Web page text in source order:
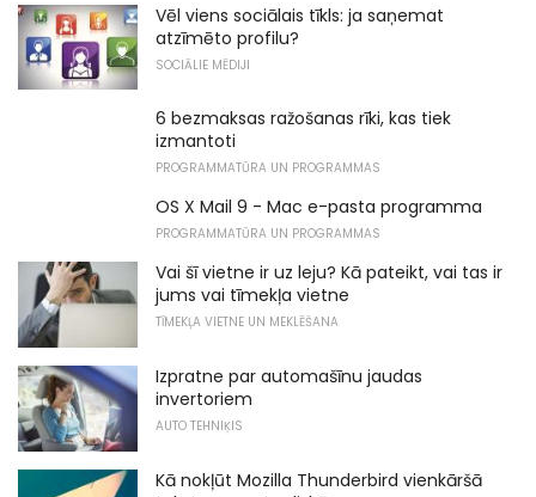
Vēl viens sociālais tīkls: ja saņemat
atzīmēto profilu?
SOCIĀLIE MĒDIJI
6 bezmaksas ražošanas rīki, kas tiek
izmantoti
PROGRAMMATŪRA UN PROGRAMMAS
OS X Mail 9 - Mac e-pasta programma
PROGRAMMATŪRA UN PROGRAMMAS
Vai šī vietne ir uz leju? Kā pateikt, vai tas ir
jums vai tīmekļa vietne
TĪMEKĻA VIETNE UN MEKLĒŠANA
Izpratne par automašīnu jaudas
invertoriem
AUTO TEHNIĶIS
Kā nokļūt Mozilla Thunderbird vienkāršā